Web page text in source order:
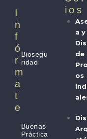
I
N
F
Ó
R
M
A
T
E
Biosegu
ridad
Buenas
Práctica
Ios
a y
de
os